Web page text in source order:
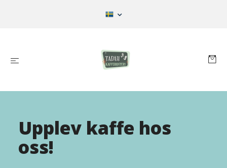
Upplev kaffe hos
oss!